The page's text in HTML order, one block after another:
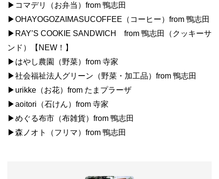
▶︎コマデリ（お弁当）from 鴨志田
▶︎OHAYOGOZAIMASUCOFFEE（コーヒー）from 鴨志田
▶︎RAY’S COOKIE SANDWICH from 鴨志田（クッキーサ
ンド）【NEW！】
▶︎はやし農園（野菜）from 寺家
▶︎社会福祉法人グリーン（野菜・加工品）from 鴨志田
▶︎urikke（お花）from たまプラーザ
▶︎aoitori（石けん）from 寺家
▶︎めぐる布市（布雑貨）from 鴨志田
▶︎森ノオト（フリマ）from 鴨志田